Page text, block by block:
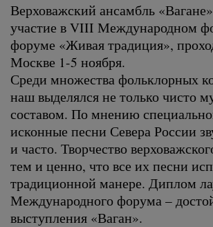
Верховажский ансамбль
участие в VIII Международном
форуме «Живая традиция»,
Москве 1-5 ноября.
Среди множества фольклорных
наш выделялся не только чисто
составом. По мнению
исконные песни Севера России
и часто. Творчество
тем и ценно, что все их песни
традиционной манере. Диплом
Международного форума –
выступления «Ваган».